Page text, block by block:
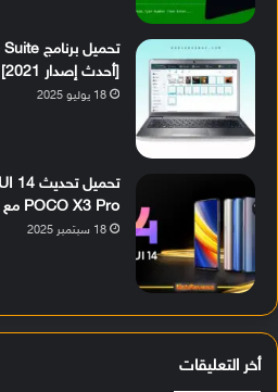
[أحدث إصدار 2021]
18 يوليو 2025
POCO X3 Pro مع شرح التثبيت
18 سبتمبر 2025
أخر التعليقات